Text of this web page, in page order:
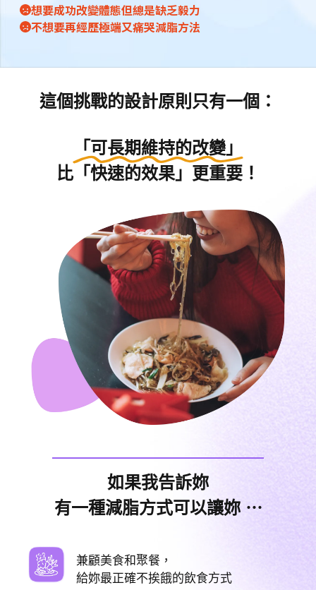
想要成功改變體態但總是缺乏毅力
不想要再經歷極端又痛哭減脂方法
這個挑戰的設計原則只有一個：
「可長期維持的改變」
比「快速的效果」更重要！
如果我告訴妳
有一種減脂方式可以讓妳 ⋯
兼顧美食和聚餐，
給妳最正確不挨餓的飲食方式